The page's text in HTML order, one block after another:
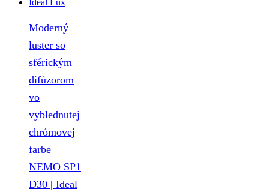
Moderný
luster so
sférickým
difúzorom
vo
vyblednutej
chrómovej
farbe
NEMO SP1
D30 | Ideal